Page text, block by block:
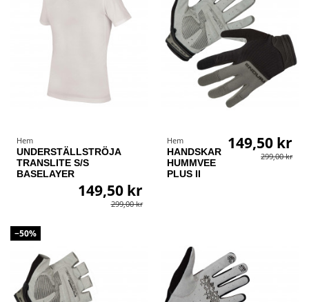
Hem
UNDERSTÄLLSTRÖJA
TRANSLITE S/S
BASELAYER
149,50 kr
299,00 kr
Hem
HANDSKAR
HUMMVEE
PLUS II
149,50 kr
299,00 kr
−50%